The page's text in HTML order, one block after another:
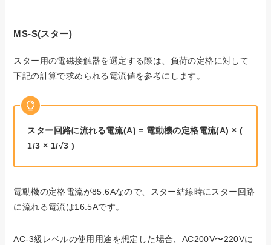
MS-S(スター)
スター用の電磁接触器を選定する際は、負荷の定格に対して
下記の計算で求められる電流値を参考にします。
スター回路に流れる電流(A) = 電動機の定格電流(A) × (
1/3 × 1/√3 )
電動機の定格電流が85.6Aなので、スター結線時にスター回路
に流れる電流は16.5Aです。
AC-3級レベルの使用用途を想定した場合、AC200V〜220Vに